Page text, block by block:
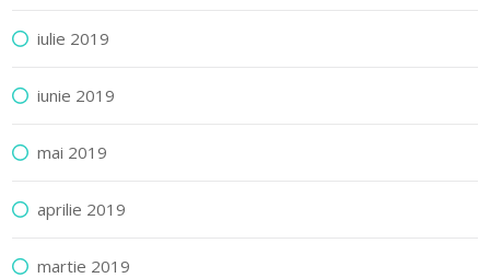
iulie 2019
iunie 2019
mai 2019
aprilie 2019
martie 2019